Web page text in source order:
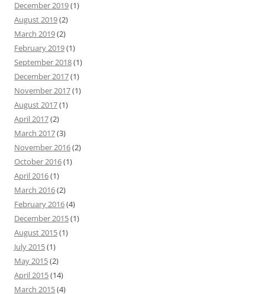
December 2019(1)
August 2019(2)
March 2019(2)
February 2019(1)
September 2018(1)
December 2017(1)
November 2017(1)
August 2017(1)
April 2017(2)
March 2017(3)
November 2016(2)
October 2016(1)
April 2016(1)
March 2016(2)
February 2016(4)
December 2015(1)
August 2015(1)
July 2015(1)
May 2015(2)
April 2015(14)
March 2015(4)